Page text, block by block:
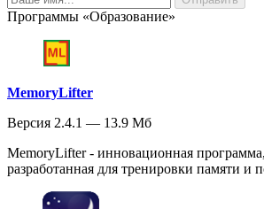
Программы «Образование»
MemoryLifter
Версия 2.4.1 — 13.9 Мб
MemoryLifter - инновационная
разработанная для тренировки памяти и